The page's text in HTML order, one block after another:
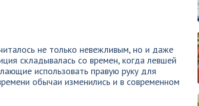
не только невежливым, но и даже
складывалась со времен, когда левшей
использовать правую руку для
обычаи изменились и в современном